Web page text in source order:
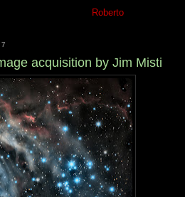
Roberto
acquisition by Jim Misti